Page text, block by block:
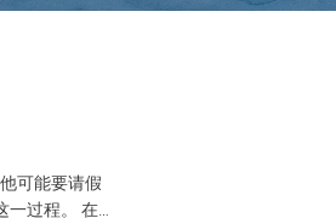
可能要请假
过程。 在工